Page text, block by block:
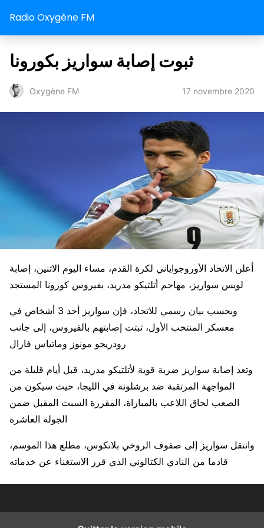
Radio Oxygène FM
ثبوت إصابة سواريز بكورونا
Oxygène FM 17 novembre 2020
أعلن الاتحاد الأوروجواياني لكرة القدم، مساء اليوم الاثنين، إصابة
لويس سواريز، مهاجم أتلتيكو مدريد، بفيروس كورونا المستجد
وبحسب بيان رسمي للاتحاد، فإن سواريز أحد 3 أشخاص في
معسكر المنتخب الأول، ثبتت إصابتهم بالفيروس، إلى جانب
رودريجو مونوز وماتياس فارال
وتعد إصابة سواريز ضربة قوية لأتلتيكو مدريد، قبل أيام قليلة من
المواجهة المرتقبة ضد برشلونة في الليجا، حيث سيكون من
الصعب لحاق اللاعب بالمباراة، المقررة السبت المقبل ضمن
الجولة العاشرة
وانتقل سواريز إلى صفوف الروخي بلانكوس، مطلع هذا الموسم،
قادما من النادي الكتالوني الذي قرر الاستغناء عن خدماته